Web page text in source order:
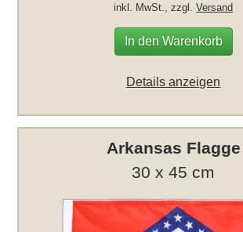
inkl. MwSt., zzgl.Versand
In den Warenkorb
Details anzeigen
Arkansas Flagge
30 x 45 cm